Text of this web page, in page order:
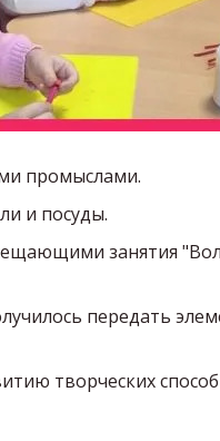
промыслами.
и посуды.
занятия
передать
творческих